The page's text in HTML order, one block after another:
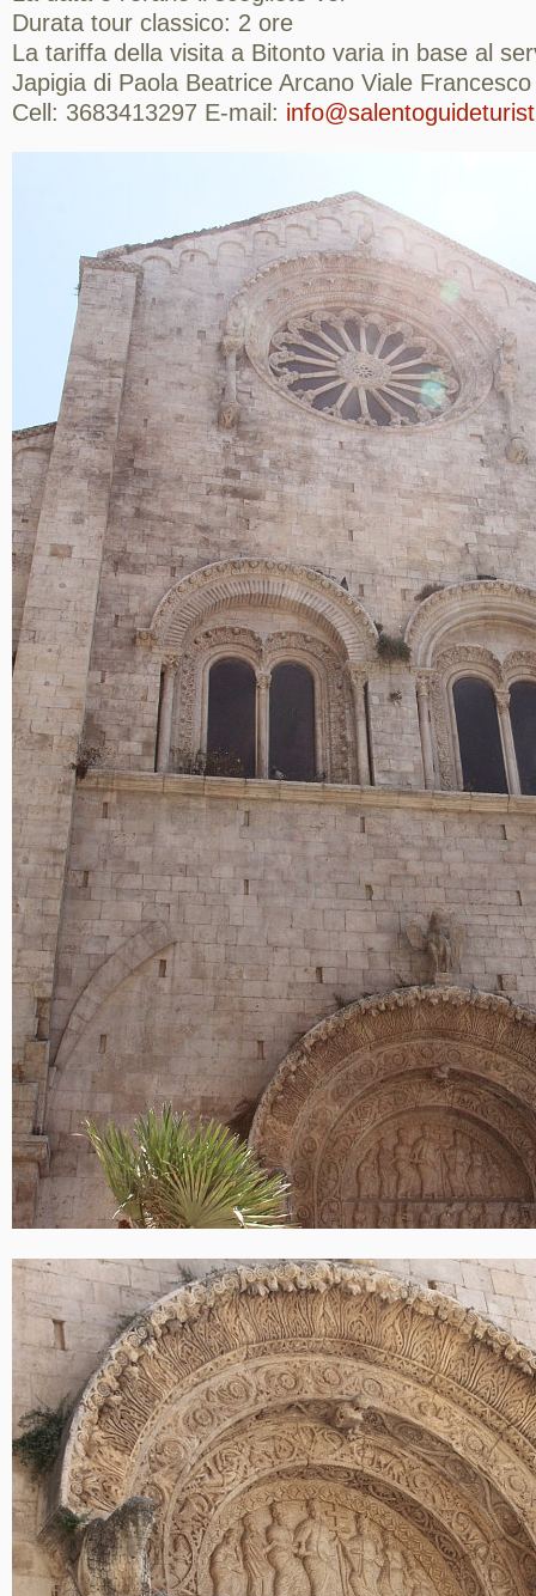
Durata tour classico: 2 ore
La tariffa della visita a Bitonto varia in base al
Japigia di Paola Beatrice Arcano Viale
Cell: 3683413297 E-mail: